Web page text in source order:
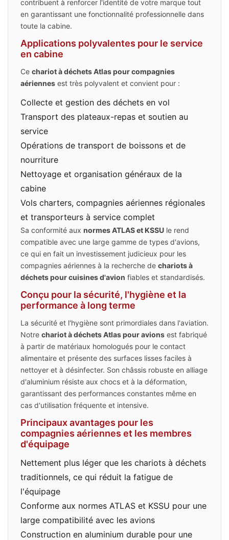
contribuent à renforcer l'identité de votre marque tout
en garantissant une fonctionnalité professionnelle dans
toute la cabine.
Applications polyvalentes pour le service
en cabine
Ce chariot à déchets Atlas pour compagnies
aériennes est très polyvalent et convient pour :
Collecte et gestion des déchets en vol
Transport des plateaux-repas et soutien au
service
Opérations de transport de boissons et de
nourriture
Nettoyage et organisation généraux de la
cabine
Vols charters, compagnies aériennes régionales
et transporteurs à service complet
Sa conformité aux normes ATLAS et KSSU le rend
compatible avec une large gamme de types d'avions,
ce qui en fait un investissement judicieux pour les
compagnies aériennes à la recherche de chariots à
déchets pour cuisines d'avion fiables et standardisés.
Conçu pour la sécurité, l'hygiène et la
performance à long terme
La sécurité et l'hygiène sont primordiales dans l'aviation.
Notre chariot à déchets Atlas pour avions est fabriqué
à partir de matériaux homologués pour le contact
alimentaire et présente des surfaces lisses faciles à
nettoyer et à désinfecter. Son châssis robuste en alliage
d'aluminium résiste aux chocs et à la déformation,
garantissant des performances constantes même en
cas d'utilisation fréquente et intensive.
Principaux avantages pour les
compagnies aériennes et les membres
d'équipage
Nettement plus léger que les chariots à déchets
traditionnels, ce qui réduit la fatigue de
l'équipage
Conforme aux normes ATLAS et KSSU pour une
large compatibilité avec les avions
Construction en aluminium durable pour une